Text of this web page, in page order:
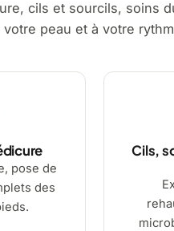
cils et sourcils, soins
votre peau et à votre
pose de
des
Cils,